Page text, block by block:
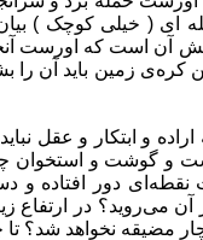
ای ( خیلی کوچک )
آن است که اورست
زمین باید آن را
اراده و ابتکار و عقل
و گوشت و استخوان
نقطه‌ای دور افتاده و
آن می‌روید؟ در ارتفاع
مضیقه نخواهد شد؟ تا